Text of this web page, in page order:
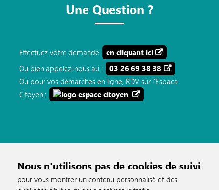
Nous n'utilisons pas de cookies de suivi
pour vous montrer un contenu personnalisé et des
Une Question ?
Effectuez votre demande
en cliquant ici
Ou bien appelez-nous au :
03 26 69 38 38
Ou pour vos démarches en ligne, RDV sur l'Espace
Citoyen :